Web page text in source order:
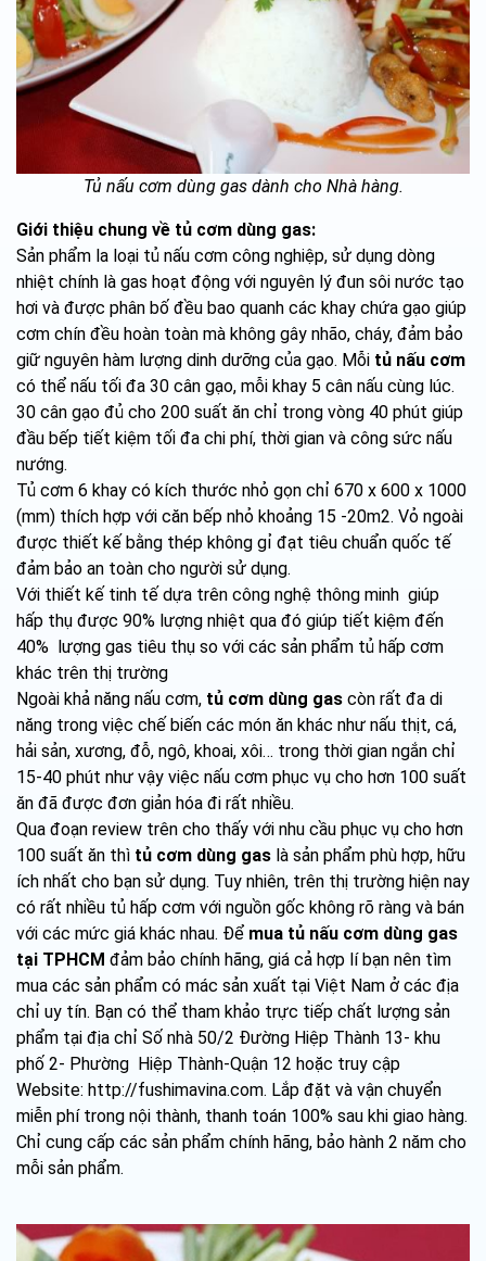
Tủ nấu cơm dùng gas dành cho Nhà hàng.
Giới thiệu chung về tủ cơm dùng gas:
Sản phẩm la loại tủ nấu cơm công nghiệp, sử dụng dòng
nhiệt chính là gas hoạt động với nguyên lý đun sôi nước tạo
hơi và được phân bố đều bao quanh các khay chứa gạo giúp
cơm chín đều hoàn toàn mà không gây nhão, cháy, đảm bảo
giữ nguyên hàm lượng dinh dưỡng của gạo. Mỗi tủ nấu cơm
có thể nấu tối đa 30 cân gạo, mỗi khay 5 cân nấu cùng lúc.
30 cân gạo đủ cho 200 suất ăn chỉ trong vòng 40 phút giúp
đầu bếp tiết kiệm tối đa chi phí, thời gian và công sức nấu
nướng.
Tủ cơm 6 khay có kích thước nhỏ gọn chỉ 670 x 600 x 1000
(mm) thích hợp với căn bếp nhỏ khoảng 15 -20m2. Vỏ ngoài
được thiết kế bằng thép không gỉ đạt tiêu chuẩn quốc tế
đảm bảo an toàn cho người sử dụng.
Với thiết kế tinh tế dựa trên công nghệ thông minh giúp
hấp thụ được 90% lượng nhiệt qua đó giúp tiết kiệm đến
40% lượng gas tiêu thụ so với các sản phẩm tủ hấp cơm
khác trên thị trường
Ngoài khả năng nấu cơm, tủ cơm dùng gas còn rất đa di
năng trong việc chế biến các món ăn khác như nấu thịt, cá,
hải sản, xương, đỗ, ngô, khoai, xôi… trong thời gian ngắn chỉ
15-40 phút như vậy việc nấu cơm phục vụ cho hơn 100 suất
ăn đã được đơn giản hóa đi rất nhiều.
Qua đoạn review trên cho thấy với nhu cầu phục vụ cho hơn
100 suất ăn thì tủ cơm dùng gas là sản phẩm phù hợp, hữu
ích nhất cho bạn sử dụng. Tuy nhiên, trên thị trường hiện nay
có rất nhiều tủ hấp cơm với nguồn gốc không rõ ràng và bán
với các mức giá khác nhau. Để mua tủ nấu cơm dùng gas
tại TPHCM đảm bảo chính hãng, giá cả hợp lí bạn nên tìm
mua các sản phẩm có mác sản xuất tại Việt Nam ở các địa
chỉ uy tín. Bạn có thể tham khảo trực tiếp chất lượng sản
phẩm tại địa chỉ Số nhà 50/2 Đường Hiệp Thành 13- khu
phố 2- Phường Hiệp Thành-Quận 12 hoặc truy cập
Website: http://fushimavina.com. Lắp đặt và vận chuyển
miễn phí trong nội thành, thanh toán 100% sau khi giao hàng.
Chỉ cung cấp các sản phẩm chính hãng, bảo hành 2 năm cho
mỗi sản phẩm.